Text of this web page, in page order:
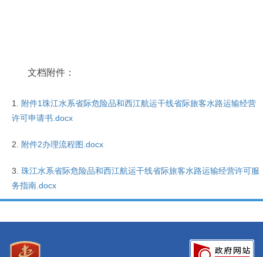
文档附件：
附件1珠江水系省际危险品和西江航运干线省际旅客水路运输经营
许可申请书.docx
附件2办理流程图.docx
珠江水系省际危险品和西江航运干线省际旅客水路运输经营许可服
务指南.docx